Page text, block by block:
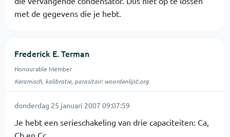
met de gegevens die je hebt.
Frederick E. Terman
Honourable Member
Keramisch, kalibratie, parasitair: woordenlijst.org
donderdag 25 januari 2007 09:07:59
Je hebt een serieschakeling van drie capaciteiten: Ca,